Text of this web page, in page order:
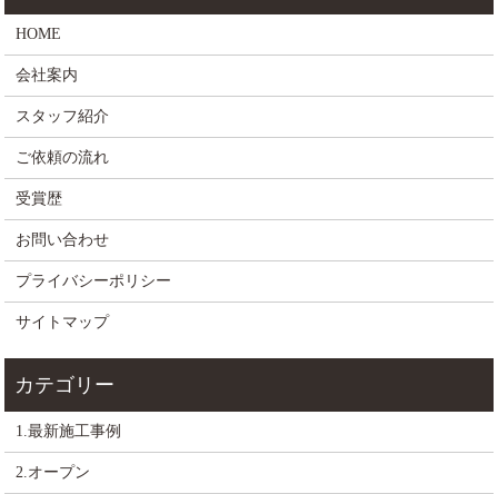
HOME
会社案内
スタッフ紹介
ご依頼の流れ
受賞歴
お問い合わせ
プライバシーポリシー
サイトマップ
1.最新施工事例
2.オープン